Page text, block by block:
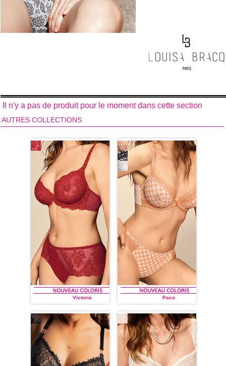
marque française Louisa
Bracq existent jusqu'aux plus
grandes tailles et aux
bonnets les plus profonds
française Louisa Bracq offre
et un grand
maintien.Broderie sur tulle.
Découvrez tous les
modèles de dessous
féminins de la collection de
lingerie Paisley
marque française Louisa
Bracq :soutiens-gorge du
bonnet A au bonnet
soutien-gorge
armatures
emboîtant,
gorge
corbeille
gorgecoque
culotte, tanga.
Il n'y a pas de produit pour le moment dans cette section
AUTRES COLLECTIONS
Victoria
LOUISA BRACQ
Paco
LOUISA BRACQ